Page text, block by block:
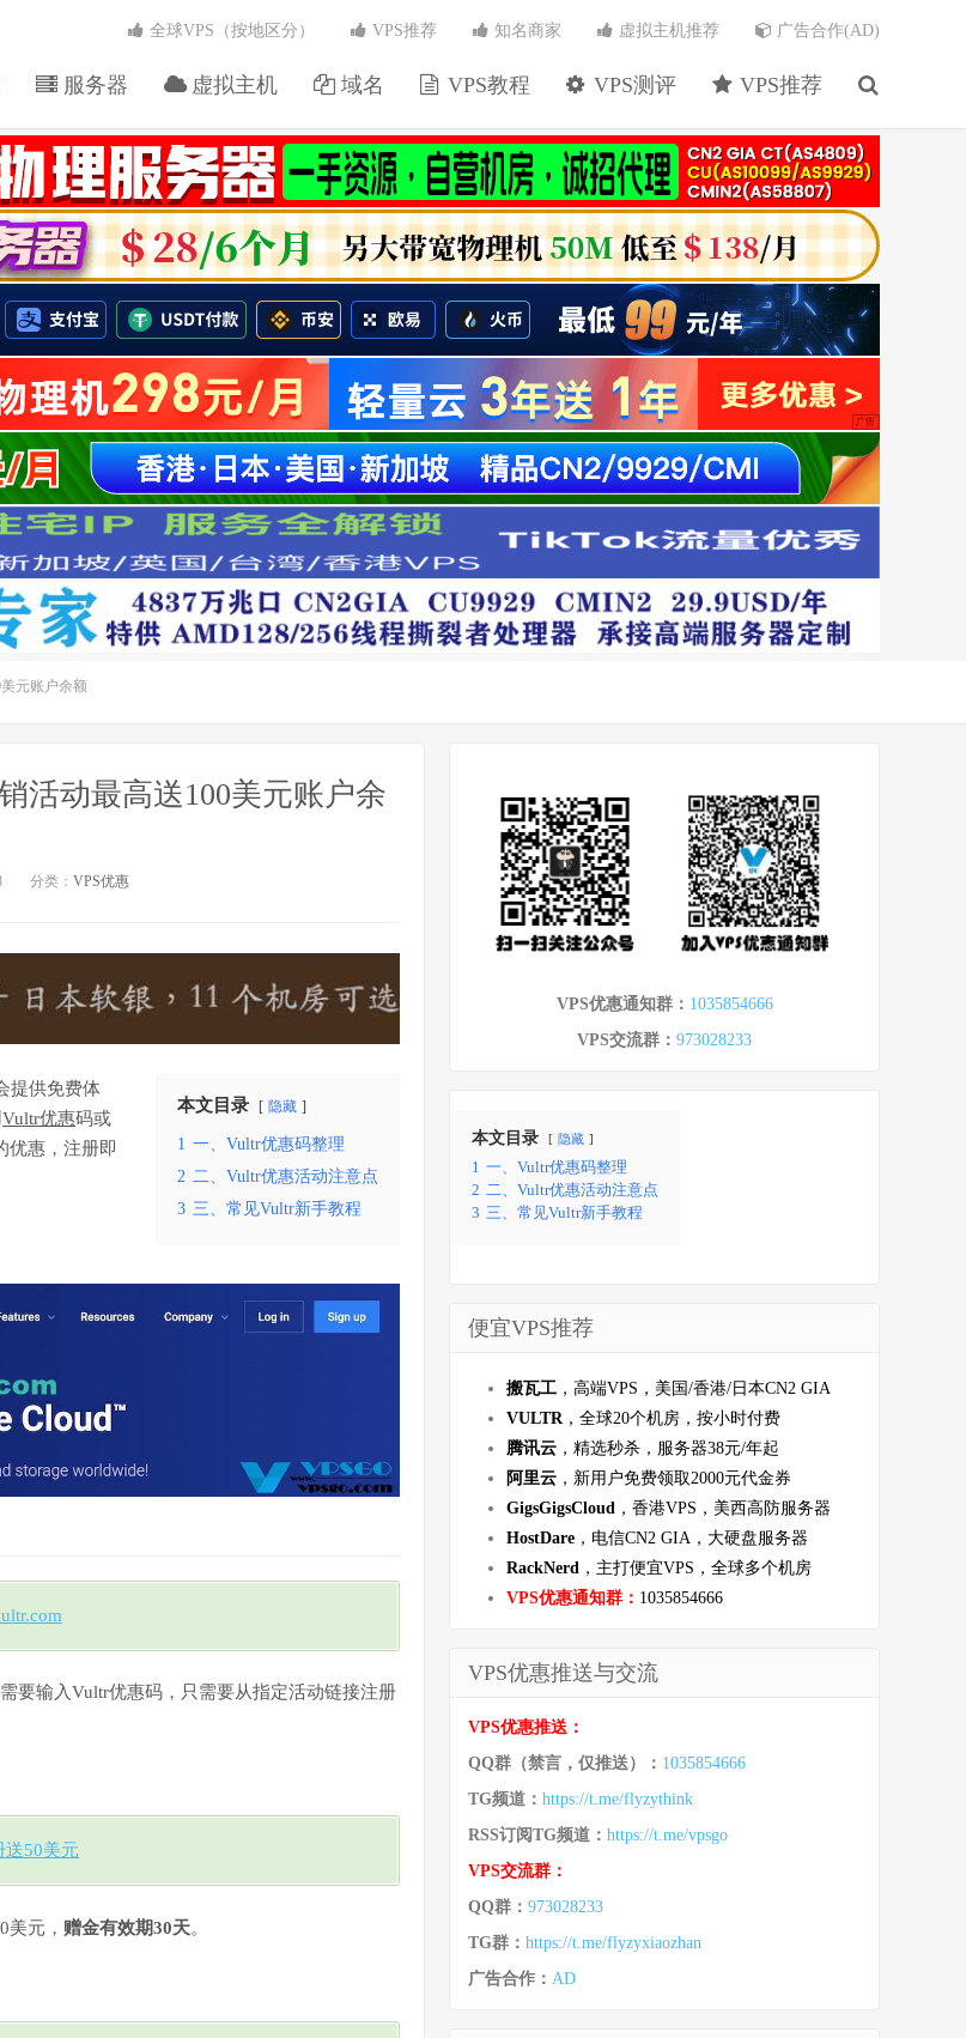
服务器 虚拟主机 域名 VPS教程 VPS测评 VPS推荐
全球VPS（按地区分） VPS推荐 知名商家 虚拟主机推荐 广告合作(AD)
元账户余额
活动最高送100美元账户余
分类： VPS优惠
本文目录 隐藏
1 一、Vultr优惠码整理
2 二、Vultr优惠活动注意点
3 三、常见Vultr新手教程
提供免费体
Vultr优惠码或
优惠，注册即
要输入Vultr优惠码，只需要从指定活动链接注册
送50美元
元， 赠金有效期30天。
VPS优惠通知群： 1035854666
VPS交流群： 973028233
本文目录 隐藏
1 一、Vultr优惠码整理
2 二、Vultr优惠活动注意点
3 三、常见Vultr新手教程
便宜VPS推荐
搬瓦工 ，高端VPS，美国/香港/日本CN2 GIA
VULTR ，全球20个机房，按小时付费
腾讯云 ，精选秒杀，服务器38元/年起
阿里云 ，新用户免费领取2000元代金券
GigsGigsCloud ，香港VPS，美西高防服务器
HostDare ，电信CN2 GIA，大硬盘服务器
RackNerd ，主打便宜VPS，全球多个机房
VPS优惠通知群： 1035854666
VPS优惠推送与交流
VPS优惠推送：
QQ群（禁言，仅推送）： 1035854666
TG频道： https://t.me/flyzythink
RSS订阅TG频道： https://t.me/vpsgo
VPS交流群：
QQ群： 973028233
TG群： https://t.me/flyzyxiaozhan
广告合作： AD